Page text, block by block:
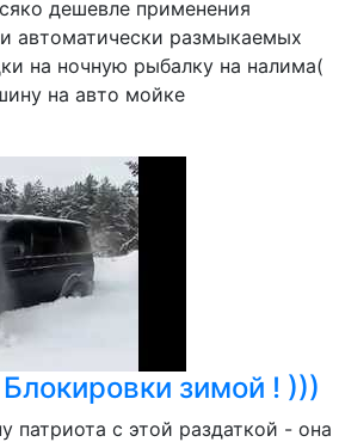
дешевле применения
автоматически размыкаемых
на ночную рыбалку на налима(
на авто мойке
зимой ! )))
патриота с этой раздаткой - она